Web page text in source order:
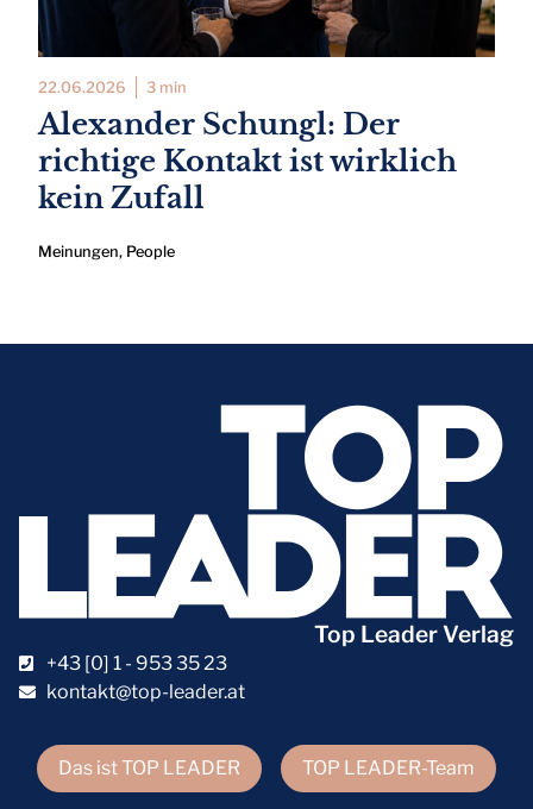
22.06.2026 3 min
Alexander Schungl: Der
richtige Kontakt ist wirklich
kein Zufall
Meinungen, People
Das ist TOP LEADER TOP LEADER-Team
Top Leader Verlag
+43 [0] 1 - 953 35 23
kontakt@top-leader.at